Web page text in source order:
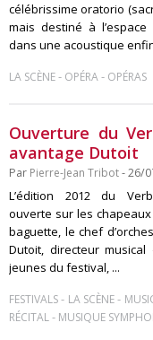
célébrissime oratorio
mais destiné à
dans une acoustique
LA SCÈNE- OPÉRA- OPÉRAS
Ouverture du
avantage Dutoit
Par Pierre-Jean Tribot- 26/
L’édition 2012 du
ouverte sur les
baguette, le chef
Dutoit, directeur musical
jeunes du festival, ...
FESTIVALS- LA SCÈNE-
RÉCITAL- MUSIQUE